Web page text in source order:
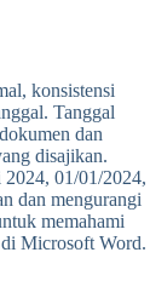
konsistensi
Tanggal
dan
disajikan.
2024, 01/01/2024,
dan mengurangi
memahami
di Microsoft Word.